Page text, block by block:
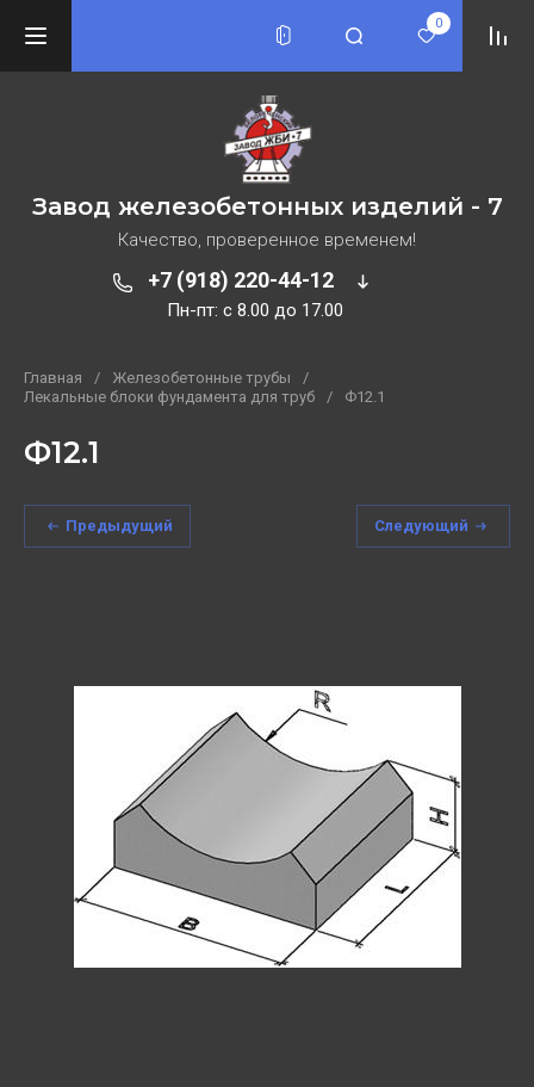
0
Завод железобетонных изделий - 7
Качество, проверенное временем!
+7 (918) 220-44-12
Пн-пт: c 8.00 до 17.00
Главная / Железобетонные трубы
/
Лекальные блоки фундамента для труб
/ Ф12.1
Ф12.1
Предыдущий Следующий